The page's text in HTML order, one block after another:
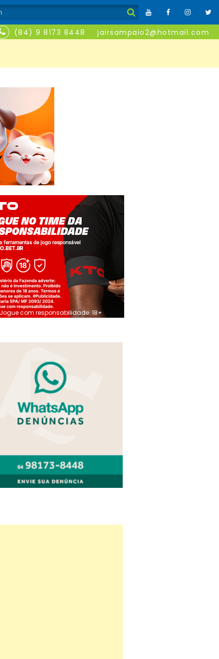
(84) 9 8173 8448 jairsampaio2@hotmail.com
Jogue com responsabilidade. 18+